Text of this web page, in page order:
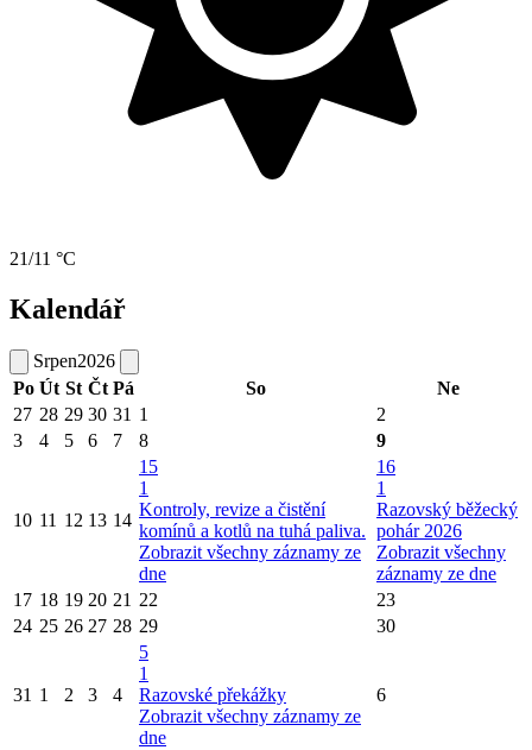
21/11 °C
Kalendář
Srpen2026
Po Út St Čt Pá So
Ne
27 28 29 30 31 1
2
3
4 5 6 7 8 9
10 11 12 13 14
15
1
Kontroly, revize a čistění
komínů a kotlů na tuhá paliva.
Zobrazit všechny záznamy ze
dne
16
1
Razovský běžecký
pohár 2026
Zobrazit všechny
záznamy ze dne
17 18 19 20 21 22
23
24 25 26 27 28 29 30
31 1 2 3 4
5
1
Razovské překážky
Zobrazit všechny záznamy ze
dne
6